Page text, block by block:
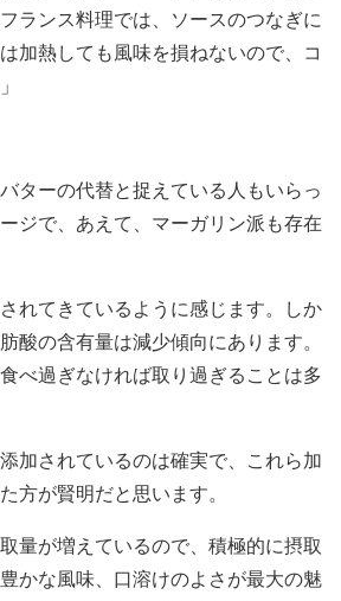
ランス料理では、ソースのつなぎに
加熱しても風味を損ねないので、コ
ターの代替と捉えている人もいらっ
ジで、あえて、マーガリン派も存在
れてきているように感じます。しか
酸の含有量は減少傾向にあります。
べ過ぎなければ取り過ぎることは多
加されているのは確実で、これら加
方が賢明だと思います。
量が増えているので、積極的に摂取
かな風味、口溶けのよさが最大の魅